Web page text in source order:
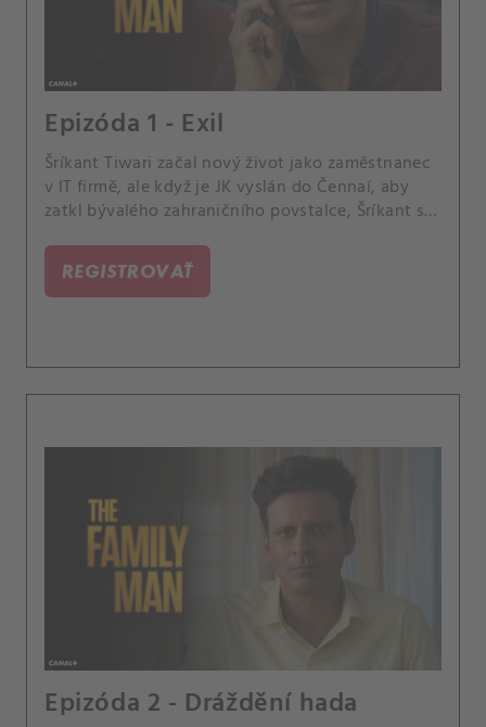
Epizóda 1 - Exil
Šríkant Tiwari začal nový život jako zaměstnanec
v IT firmě, ale když je JK vyslán do Čennaí, aby
zatkl bývalého zahraničního povstalce, Šríkant se
Muthu a JK tam musejí zachránit rukojmí a Dhriti
si možná našla přítele.
REGISTROVAŤ
Epizóda 2 - Dráždění hada